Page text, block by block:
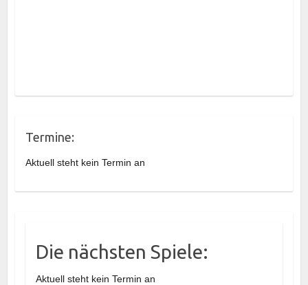
Termine:
Aktuell steht kein Termin an
Die nächsten Spiele:
Aktuell steht kein Termin an